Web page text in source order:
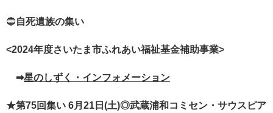
🔵自死遺族の集い
<2024年度さいたま市ふれあい福祉基金補助事業>
➡星のしずく・インフォメーション
★第75回集い 6月21日(土)◎武蔵浦和コミセン・サウスピア